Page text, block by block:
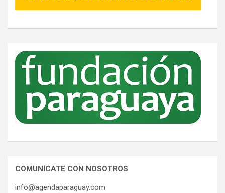
COMUNÍCATE CON NOSOTROS
info@agendaparaguay.com